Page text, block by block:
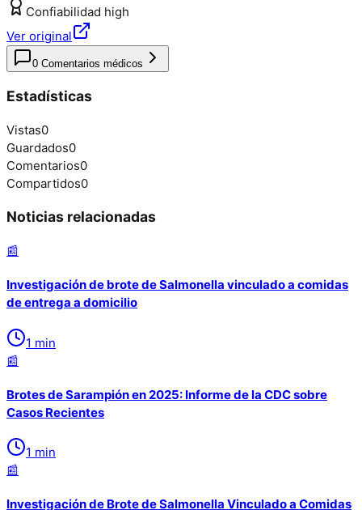
Confiabilidad high
Ver original
0 Comentarios médicos
Estadísticas
Vistas0
Guardados0
Comentarios0
Compartidos0
Noticias relacionadas
📰
Investigación de brote de Salmonella vinculado a comidas
de entrega a domicilio
1 min
📰
Brotes de Sarampión en 2025: Informe de la CDC sobre
Casos Recientes
1 min
📰
Investigación de Brote de Salmonella Vinculado a Comidas